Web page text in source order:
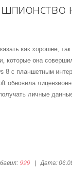
как хорошее,
которые она
8 с планшетным
обновила
личные
999 Дата: